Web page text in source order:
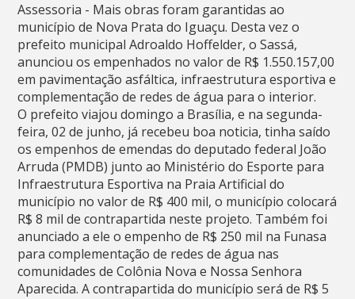
Assessoria - Mais obras foram garantidas ao
município de Nova Prata do Iguaçu. Desta vez o
prefeito municipal Adroaldo Hoffelder, o Sassá,
anunciou os empenhados no valor de R$ 1.550.157,00
em pavimentação asfáltica, infraestrutura esportiva e
complementação de redes de água para o interior.
O prefeito viajou domingo a Brasília, e na segunda-
feira, 02 de junho, já recebeu boa noticia, tinha saído
os empenhos de emendas do deputado federal João
Arruda (PMDB) junto ao Ministério do Esporte para
Infraestrutura Esportiva na Praia Artificial do
município no valor de R$ 400 mil, o município colocará
R$ 8 mil de contrapartida neste projeto. Também foi
anunciado a ele o empenho de R$ 250 mil na Funasa
para complementação de redes de água nas
comunidades de Colônia Nova e Nossa Senhora
Aparecida. A contrapartida do município será de R$ 5